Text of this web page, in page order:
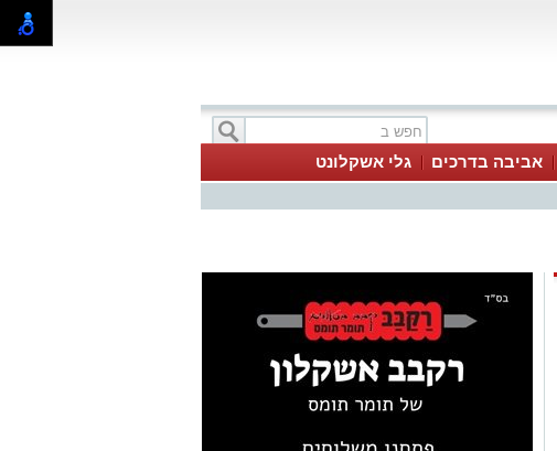
אביבה בדרכים גלי אשקלונט